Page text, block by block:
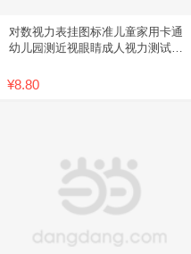
对数视力表挂图标准儿童家用卡通
幼儿园测近视眼睛成人视力测试表
¥8.80